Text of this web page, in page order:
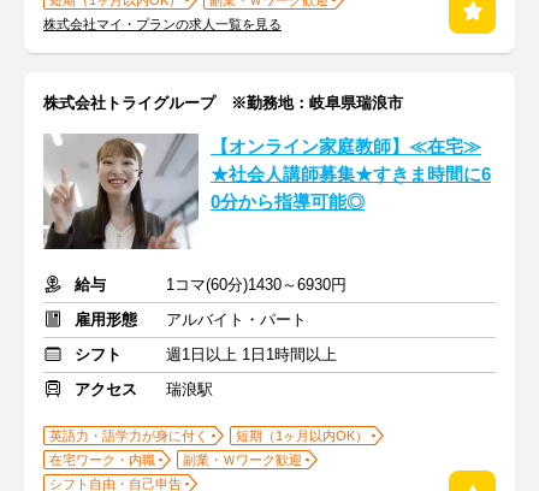
株式会社マイ・プランの求人一覧を見る
株式会社トライグループ ※勤務地：岐阜県瑞浪市
【オンライン家庭教師】≪在宅≫
★社会人講師募集★すきま時間に6
0分から指導可能◎
給与
1コマ(60分)1430～6930円
雇用形態
アルバイト・パート
シフト
週1日以上 1日1時間以上
アクセス
瑞浪駅
英語力・語学力が身に付く
短期（1ヶ月以内OK）
在宅ワーク・内職
副業・Ｗワーク歓迎
シフト自由・自己申告